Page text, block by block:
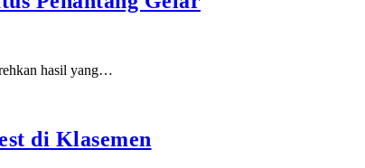
hasil yang…
di Klasemen